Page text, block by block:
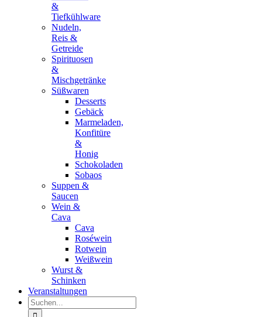
&
Tiefkühlware
Nudeln,
Reis &
Getreide
Spirituosen
&
Mischgetränke
Süßwaren
Desserts
Gebäck
Marmeladen,
Konfitüre
&
Honig
Schokoladen
Sobaos
Suppen &
Saucen
Wein &
Cava
Cava
Roséwein
Rotwein
Weißwein
Wurst &
Schinken
Veranstaltungen
Suche
nach: